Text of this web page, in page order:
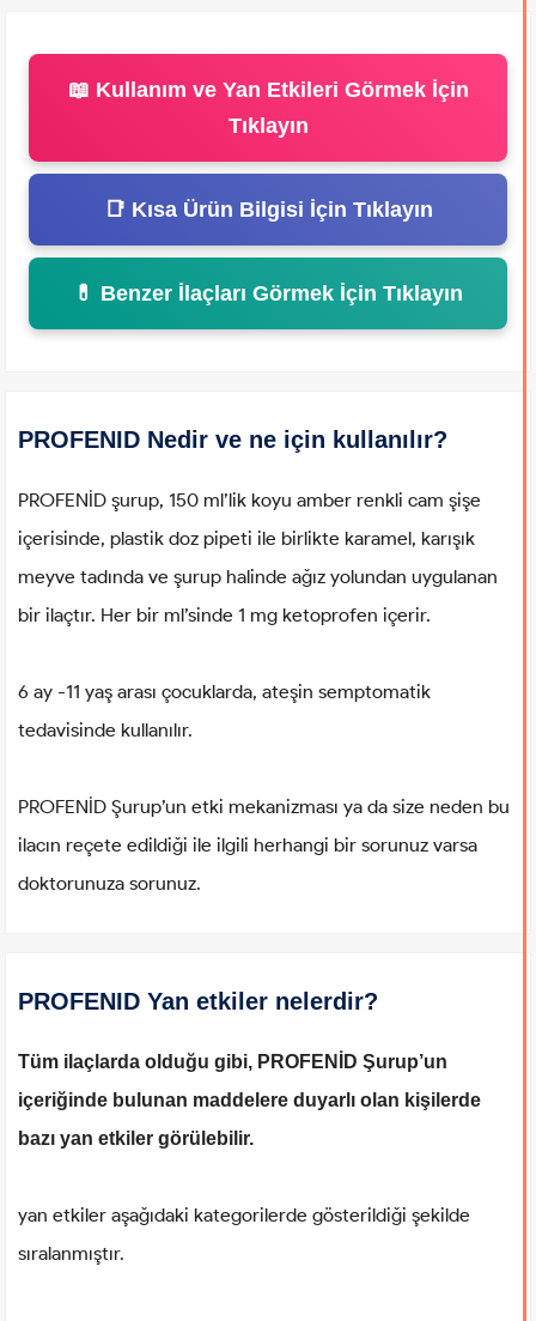
📖 Kullanım ve Yan Etkileri Görmek İçin
Tıklayın
📑 Kısa Ürün Bilgisi İçin Tıklayın
💊 Benzer İlaçları Görmek İçin Tıklayın
PROFENID Nedir ve ne için kullanılır?
PROFENİD şurup, 150 ml’lik koyu amber renkli cam şişe
içerisinde, plastik doz pipeti ile birlikte karamel, karışık
meyve tadında ve şurup halinde ağız yolundan uygulanan
bir ilaçtır. Her bir ml’sinde 1 mg ketoprofen içerir.
6 ay -11 yaş arası çocuklarda, ateşin semptomatik
tedavisinde kullanılır.
PROFENİD Şurup’un etki mekanizması ya da size neden bu
ilacın reçete edildiği ile ilgili herhangi bir sorunuz varsa
doktorunuza sorunuz.
PROFENID Yan etkiler nelerdir?
Tüm ilaçlarda olduğu gibi, PROFENİD Şurup’un
içeriğinde bulunan maddelere duyarlı olan kişilerde
bazı yan etkiler görülebilir.
yan etkiler aşağıdaki kategorilerde gösterildiği şekilde
sıralanmıştır.